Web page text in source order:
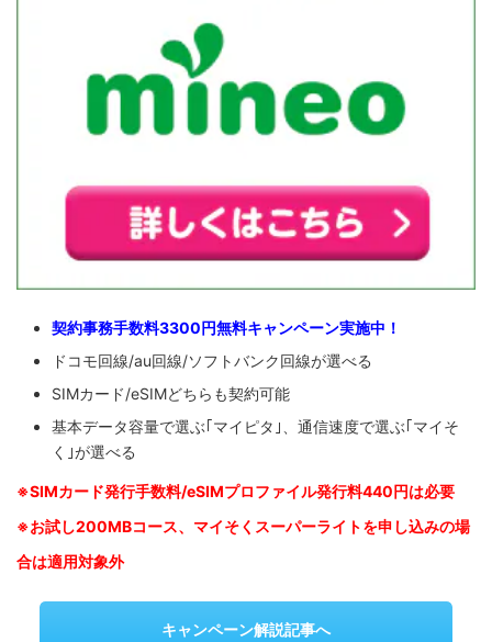
契約事務手数料3300円無料キャンペーン実施中！
ドコモ回線/au回線/ソフトバンク回線が選べる
SIMカード/eSIMどちらも契約可能
基本データ容量で選ぶ｢マイピタ｣、通信速度で選ぶ｢マイそ
く｣が選べる
※SIMカード発行手数料/eSIMプロファイル発行料440円は必要
※お試し200MBコース、マイそくスーパーライトを申し込みの場
合は適用対象外
キャンペーン解説記事へ